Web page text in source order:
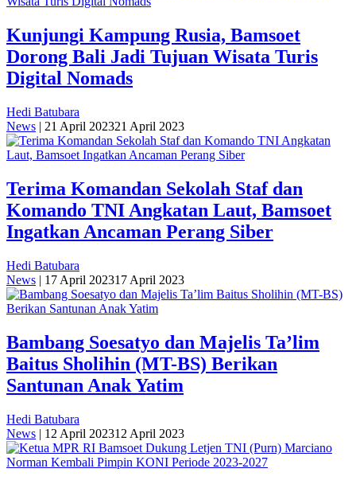
Kunjungi Kampung Rusia, Bamsoet
Dorong Bali Jadi Tujuan Wisata Turis
Digital Nomads
Hedi Batubara
News | 21 April 202321 April 2023
Terima Komandan Sekolah Staf dan
Komando TNI Angkatan Laut, Bamsoet
Ingatkan Ancaman Perang Siber
Hedi Batubara
News | 17 April 202317 April 2023
Bambang Soesatyo dan Majelis Ta’lim
Baitus Sholihin (MT-BS) Berikan
Santunan Anak Yatim
Hedi Batubara
News | 12 April 202312 April 2023